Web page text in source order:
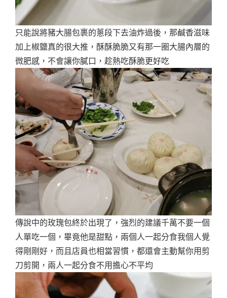
只能說將豬大腸包裹的蔥段下去油炸過後，那鹹香滋味
加上椒鹽真的很大推，酥酥脆脆又有那一圈大腸內層的
微肥感，不會讓你膩口，趁熱吃酥脆更好吃
傳說中的玫瑰包終於出現了，強烈的建議千萬不要一個
人單吃一個，畢竟他是甜點，兩個人一起分食我個人覺
得剛剛好，而且店員也相當習慣，都還會主動幫你用剪
刀剪開，兩人一起分食不用擔心不平均